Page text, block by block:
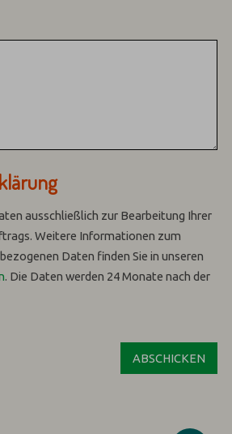
ausschließlich zur Bearbeitung Ihrer
Weitere Informationen zum
Daten finden Sie in unseren
. Die Daten werden 24 Monate nach der